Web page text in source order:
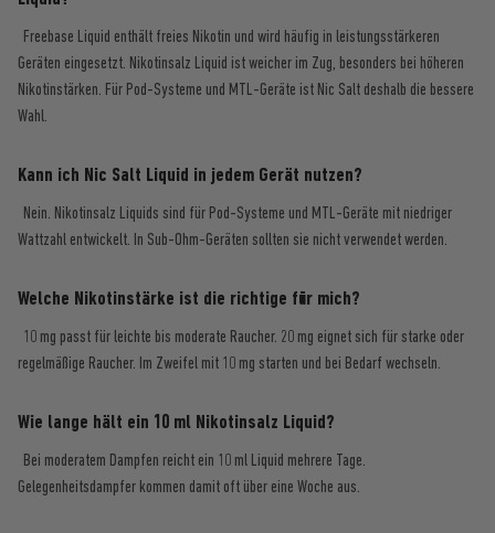
Freebase Liquid enthält freies Nikotin und wird häufig in leistungsstärkeren
Geräten eingesetzt. Nikotinsalz Liquid ist weicher im Zug, besonders bei höheren
Nikotinstärken. Für Pod-Systeme und MTL-Geräte ist Nic Salt deshalb die bessere
Wahl.
Kann ich Nic Salt Liquid in jedem Gerät nutzen?
Nein. Nikotinsalz Liquids sind für Pod-Systeme und MTL-Geräte mit niedriger
Wattzahl entwickelt. In Sub-Ohm-Geräten sollten sie nicht verwendet werden.
Welche Nikotinstärke ist die richtige für mich?
10 mg passt für leichte bis moderate Raucher. 20 mg eignet sich für starke oder
regelmäßige Raucher. Im Zweifel mit 10 mg starten und bei Bedarf wechseln.
Wie lange hält ein 10 ml Nikotinsalz Liquid?
Bei moderatem Dampfen reicht ein 10 ml Liquid mehrere Tage.
Gelegenheitsdampfer kommen damit oft über eine Woche aus.